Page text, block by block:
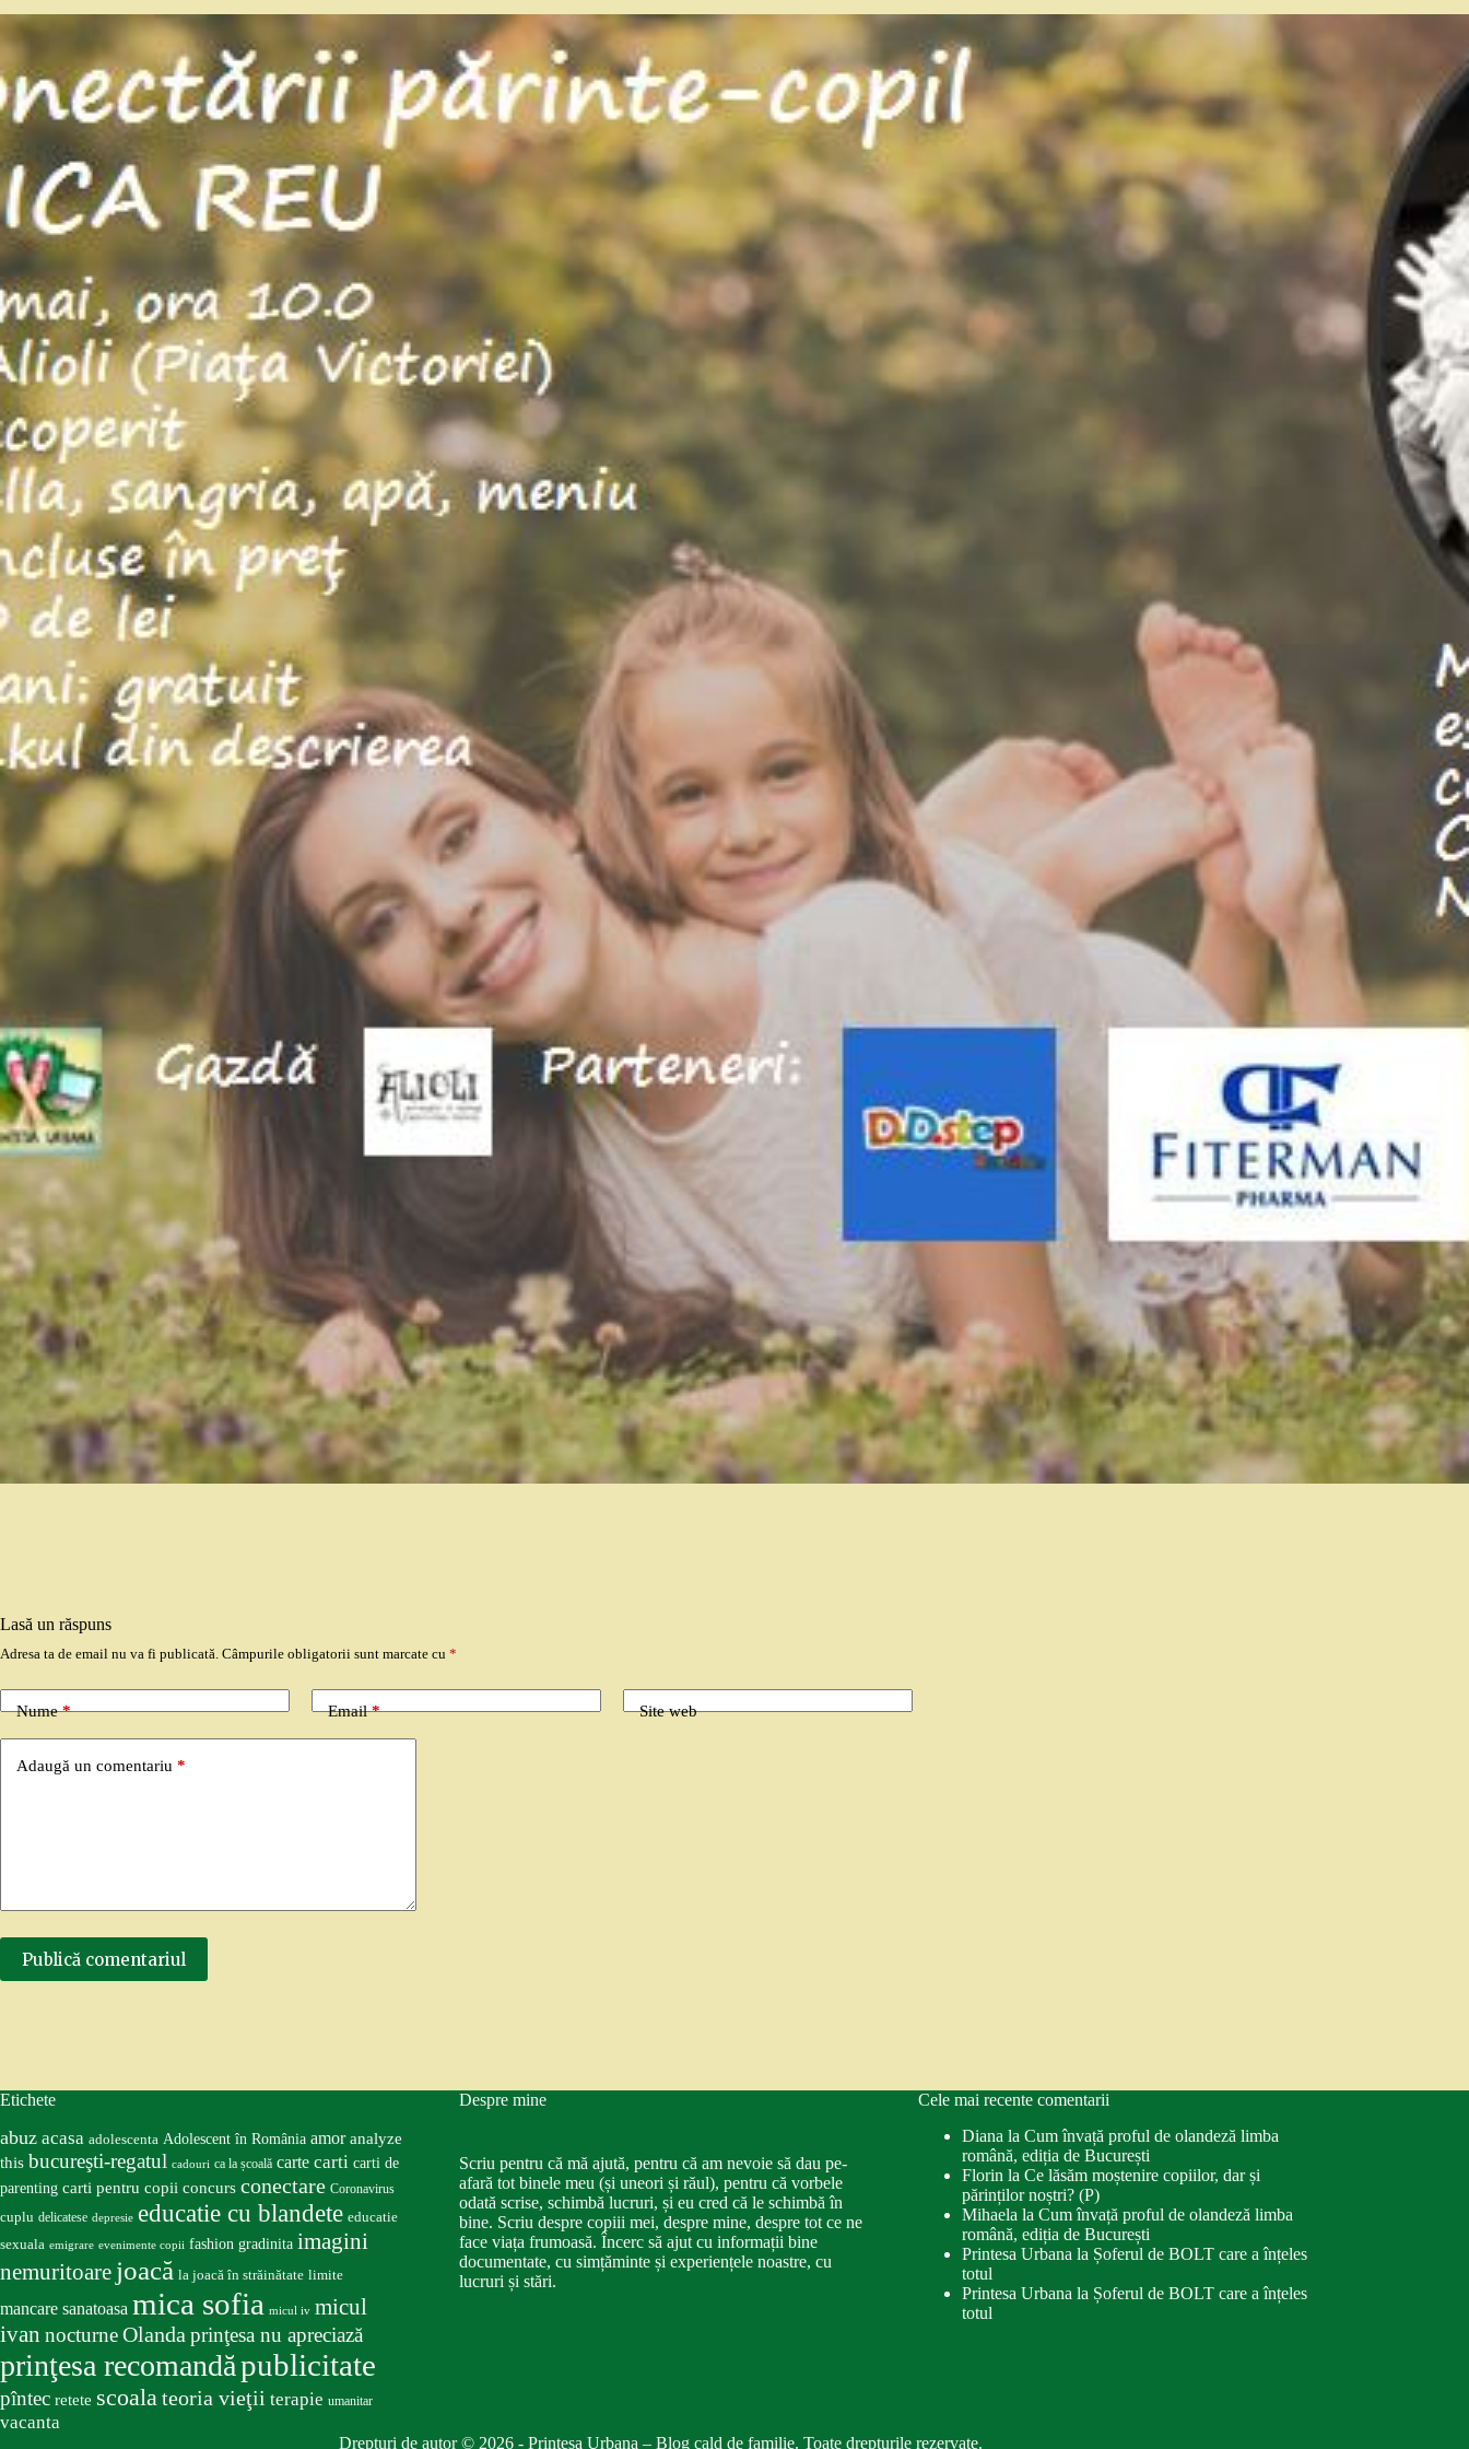
Lasă un răspuns
Adresa ta de email nu va fi publicată. Câmpurile obligatorii sunt marcate cu *
Nume* Email* Site web
Adaugă un comentariu *
Publică comentariul
Etichete
abuz acasa adolescenta Adolescent în România amor analyze
this bucureşti-regatul cadouri ca la școală carte carti carti de
parenting carti pentru copii concurs conectare Coronavirus
cuplu delicatese depresie educatie cu blandete educatie
sexuala emigrare evenimente copii fashion gradinita imagini
nemuritoare joacă la joacă în străinătate limite
mancare sanatoasa mica sofia micul iv micul
ivan nocturneOlanda prinţesa nu apreciază
prinţesa recomandăpublicitate
pîntec retete scoalateoria vieţii terapie umanitar
vacanta
Despre mine
Scriu pentru că mă ajută, pentru că am nevoie să dau pe-
afară tot binele meu (și uneori și răul), pentru că vorbele
odată scrise, schimbă lucruri, și eu cred că le schimbă în
bine. Scriu despre copiii mei, despre mine, despre tot ce ne
face viața frumoasă. Încerc să ajut cu informații bine
documentate, cu simțăminte și experiențele noastre, cu
lucruri și stări.
Cele mai recente comentarii
Diana la Cum învață proful de olandeză limba
română, ediția de București
Florin la Ce lăsăm moștenire copiilor, dar și
părinților noștri? (P)
Mihaela la Cum învață proful de olandeză limba
română, ediția de București
Printesa Urbana la Șoferul de BOLT care a înțeles
totul
Printesa Urbana la Șoferul de BOLT care a înțeles
totul
Drepturi de autor © 2026 - Printesa Urbana – Blog cald de familie. Toate drepturile rezervate.